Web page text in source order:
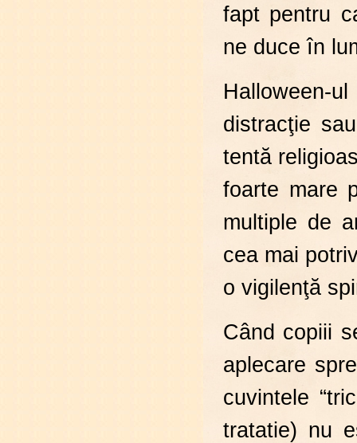
fapt pentru
ne duce în
Halloween-
distracţie
tentă
foarte mare
multiple de
cea mai
o vigilenţă
Când copiii
aplecare
cuvintele
tratatie) nu